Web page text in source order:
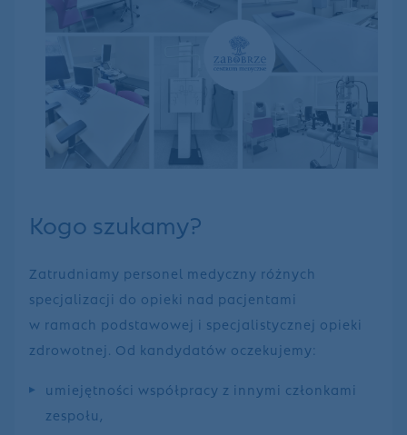
Kogo szukamy?
Zatrudniamy personel medyczny różnych
specjalizacji do opieki nad pacjentami
w ramach podstawowej i specjalistycznej opieki
zdrowotnej. Od kandydatów oczekujemy:
umiejętności współpracy z innymi członkami
zespołu,